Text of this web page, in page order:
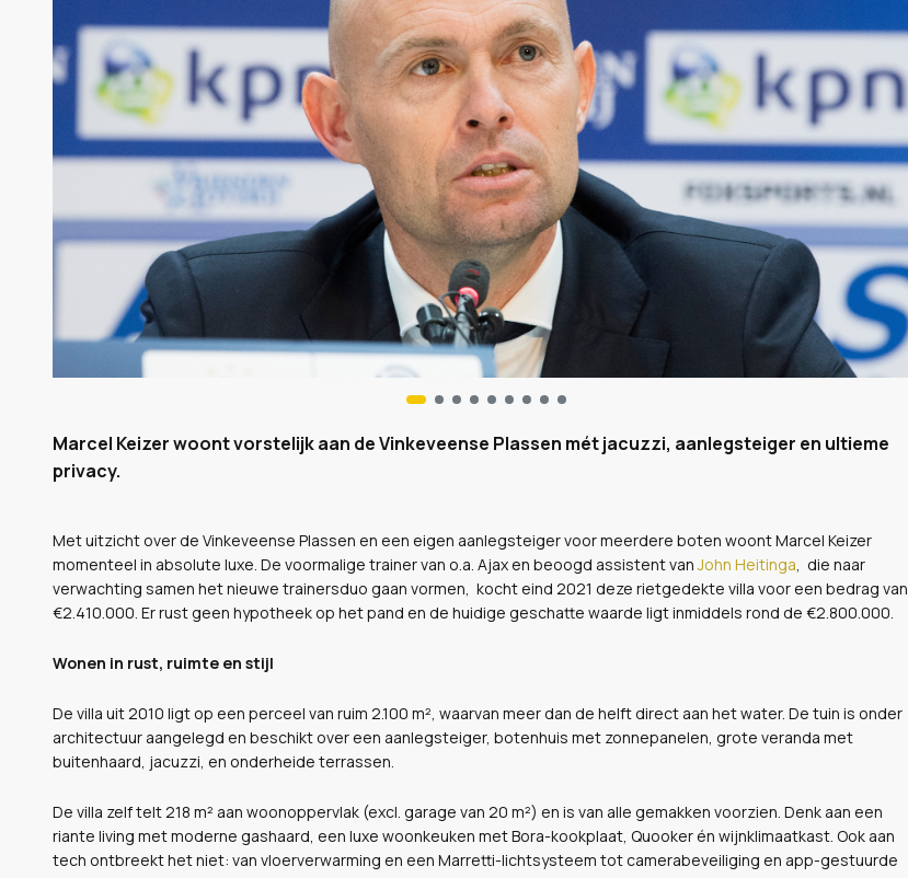
Marcel Keizer woont vorstelijk aan de Vinkeveense Plassen mét jacuzzi, aanlegsteiger en ultieme
privacy.
Met uitzicht over de Vinkeveense Plassen en een eigen aanlegsteiger voor meerdere boten woont Marcel Keizer
momenteel in absolute luxe. De voormalige trainer van o.a. Ajax en beoogd assistent vanJohn Heitinga , die naar
verwachting samen het nieuwe trainersduo gaan vormen, kocht eind 2021 deze rietgedekte villa voor een bedrag van
€2.410.000. Er rust geen hypotheek op het pand en de huidige geschatte waarde ligt inmiddels rond de €2.800.000.
Wonen in rust, ruimte en stijl
De villa uit 2010 ligt op een perceel van ruim 2.100 m², waarvan meer dan de helft direct aan het water. De tuin is onder
architectuur aangelegd en beschikt over een aanlegsteiger, botenhuis met zonnepanelen, grote veranda met
buitenhaard, jacuzzi, en onderheide terrassen.
De villa zelf telt 218 m² aan woonoppervlak (excl. garage van 20 m²) en is van alle gemakken voorzien. Denk aan een
riante living met moderne gashaard, een luxe woonkeuken met Bora-kookplaat, Quooker én wijnklimaatkast. Ook aan
tech ontbreekt het niet: van vloerverwarming en een Marretti-lichtsysteem tot camerabeveiliging en app-gestuurde